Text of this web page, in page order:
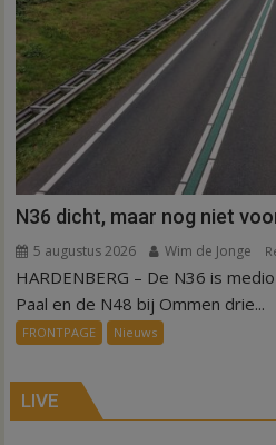
N36 dicht, maar nog niet
5 augustus 2026 Wim de Jonge
HARDENBERG – De N36 is
Paal en de N48 bij Ommen drie...
FRONTPAGE Nieuws
LIVE